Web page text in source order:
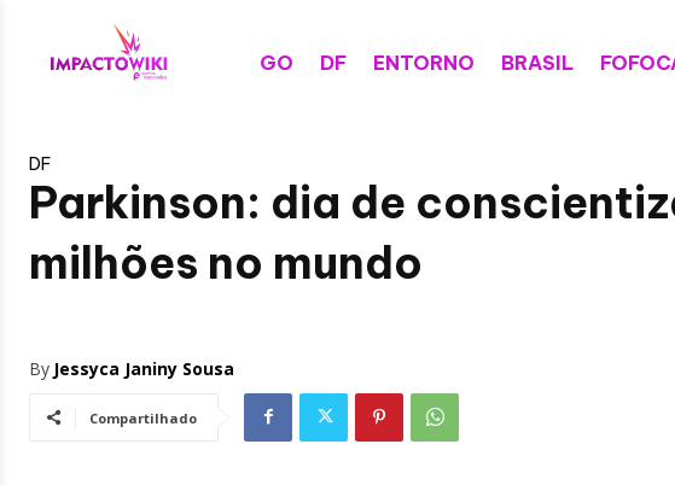
GO DF ENTORNO BRASIL
DF
Parkinson: dia de
milhões no mundo
By Jessyca Janiny Sousa
Compartilhado